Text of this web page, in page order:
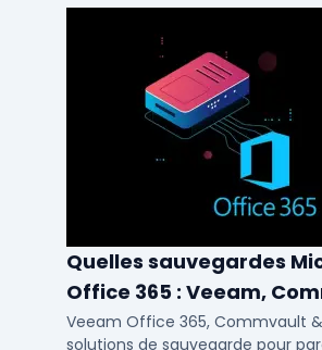
Quelles sauvegardes
Office 365 : Veeam,
Netapp
Veeam Office 365, Commvault
solutions de sauvegarde pour